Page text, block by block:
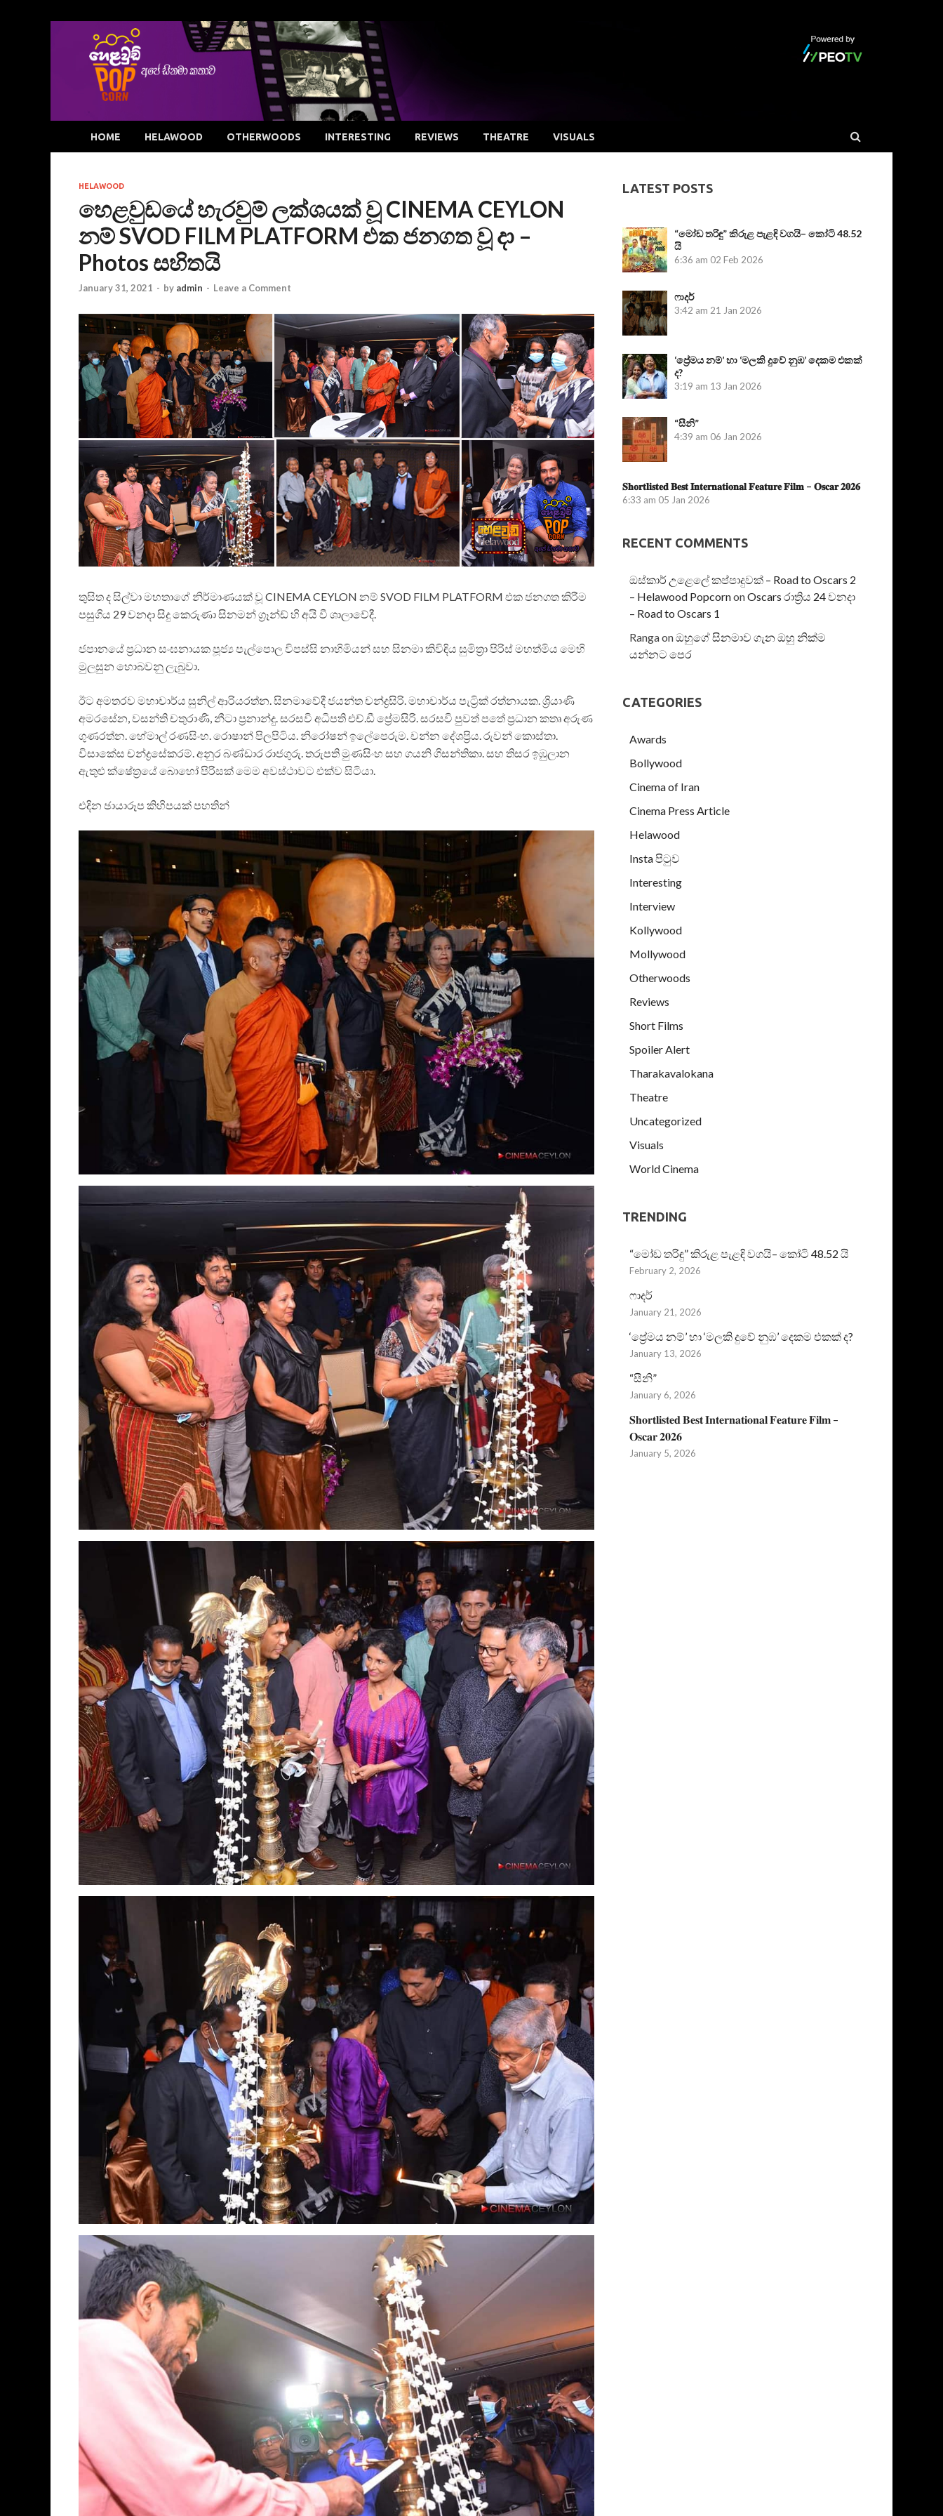
HOME HELAWOOD OTHERWOODS INTERESTING REVIEWS THEATRE VISUALS
HELAWOOD
හෙළවුඩයේ හැරවුම් ලක්ශයක් වූ CINEMA CEYLON
නම් SVOD FILM PLATFORM එක ජනගත වූ දා –
Photos සහිතයි
January 31, 2021 - by admin - Leave a Comment
තුසිත ද සිල්වා මහතාගේ නිර්මාණයක් වූ CINEMA CEYLON නම් SVOD FILM PLATFORM එක ජනගත කිරීම
පසුගිය 29 වනදා සිදු කෙරුණා සිනමන් ග්‍රෑන්ඩ් හි අයි වී ශාලාවේදී.
ජපානයේ ප්‍රධාන සංඝනායක පූජ්‍ය පැල්පොල විපස්සි නාහිමියන් සහ සිනමා කිවිඳිය සුමිත්‍රා පිරිස් මහත්මිය මෙහි
මුලසුන හොබවනු ලැබුවා.
ඊට අමතරව මහාචාර්ය සුනිල් ආරියරත්න. සිනමාවේදී ජයන්ත චන්ද්‍රසිරි. මහාචාර්ය පැට්‍රික් රත්නායක. ශ්‍රියාණි
අමරසේන, වසන්ති චතුරාණි, නීටා ප්‍රනාන්දු. සරසවි අධිපති එච්.ඩී ප්‍රේමසිරි. සරසවි පුවත් පතේ ප්‍රධාන කතෘ අරුණ
ගුණරත්න. හේමාල් රණසිංහ. රොෂාන් පිලපිටිය. නිරෝෂන් ඉලේපෙරුම. චන්න දේශප්‍රිය. රුවන් කොස්තා.
විසාකේස චන්ද්‍රසේකරම්. අනුර බණ්ඩාර රාජගුරු. තරුපති මුණසිංහ සහ ගයනි ගිසන්තිකා. සහ තිසර ඉඹුලාන
ඇතුළු ක්ෂේත්‍රයේ බොහෝ පිරිසක් මෙම අවස්ථාවට එක්ව සිටියා.
එදින ඡායාරූප කිහිපයක් පහතින්
LATEST POSTS
“මෝඩ තරිඳු” කිරුළ පැළඳි වගයි– කෝටි 48.52
යි
6:36 am 02 Feb 2026
ෆාදර්
3:42 am 21 Jan 2026
‘ප්‍රේමය නම්’ හා ‘මලකි දුවේ නුඹ’ දෙකම එකක්
ද?
3:19 am 13 Jan 2026
“සීනි”
4:39 am 06 Jan 2026
𝐒𝐡𝐨𝐫𝐭𝐥𝐢𝐬𝐭𝐞𝐝 𝐁𝐞𝐬𝐭 𝐈𝐧𝐭𝐞𝐫𝐧𝐚𝐭𝐢𝐨𝐧𝐚𝐥 𝐅𝐞𝐚𝐭𝐮𝐫𝐞 𝐅𝐢𝐥𝐦 – 𝐎𝐬𝐜𝐚𝐫 𝟐𝟎𝟐𝟔
6:33 am 05 Jan 2026
RECENT COMMENTS
ඔස්කාර් උළෙලේ කප්පාදුවක් – Road to Oscars 2
– Helawood PopcornonOscars රාත්‍රිය 24 වනදා
– Road to Oscars 1
Rangaonඔහුගේ සිනමාව ගැන ඔහු නික්ම
යන්නට පෙර
CATEGORIES
Awards
Bollywood
Cinema of Iran
Cinema Press Article
Helawood
Insta පිටුව
Interesting
Interview
Kollywood
Mollywood
Otherwoods
Reviews
Short Films
Spoiler Alert
Tharakavalokana
Theatre
Uncategorized
Visuals
World Cinema
TRENDING
“මෝඩ තරිඳු” කිරුළ පැළඳි වගයි– කෝටි 48.52 යි
February 2, 2026
ෆාදර්
January 21, 2026
‘ප්‍රේමය නම්’ හා ‘මලකි දුවේ නුඹ’ දෙකම එකක් ද?
January 13, 2026
“සීනි”
January 6, 2026
𝐒𝐡𝐨𝐫𝐭𝐥𝐢𝐬𝐭𝐞𝐝 𝐁𝐞𝐬𝐭 𝐈𝐧𝐭𝐞𝐫𝐧𝐚𝐭𝐢𝐨𝐧𝐚𝐥 𝐅𝐞𝐚𝐭𝐮𝐫𝐞 𝐅𝐢𝐥𝐦 –
𝐎𝐬𝐜𝐚𝐫 𝟐𝟎𝟐𝟔
January 5, 2026